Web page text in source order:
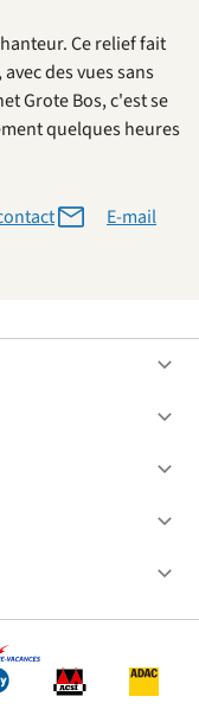
Ce relief fait
des vues sans
Grote Bos, c'est se
quelques heures
E-mail